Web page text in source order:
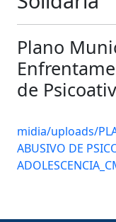
Plano
de
midia/uploads/
ABUSIVO DE